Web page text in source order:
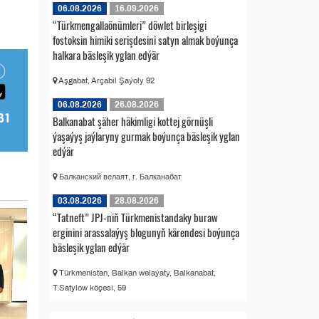
06.08.2026 16.09.2026
“Türkmengallaönümleri” döwlet birleşigi
fostoksin himiki serişdesini satyn almak boýunça
halkara bäsleşik yglan edýär
Aşgabat, Arçabil Şaýoly 92
06.08.2026 26.08.2026
Balkanabat şäher häkimligi kottej görnüşli
ýaşaýyş jaýlaryny gurmak boýunça bäsleşik yglan
edýär
Балканский велаят, г. Балканабат
03.08.2026 28.08.2026
“Tatneft” JPJ-niň Türkmenistandaky buraw
erginini arassalaýyş blogunyň kärendesi boýunça
bäsleşik yglan edýär
Türkmenistan, Balkan welaýaty, Balkanabat,
T.Satylow köçesi, 59